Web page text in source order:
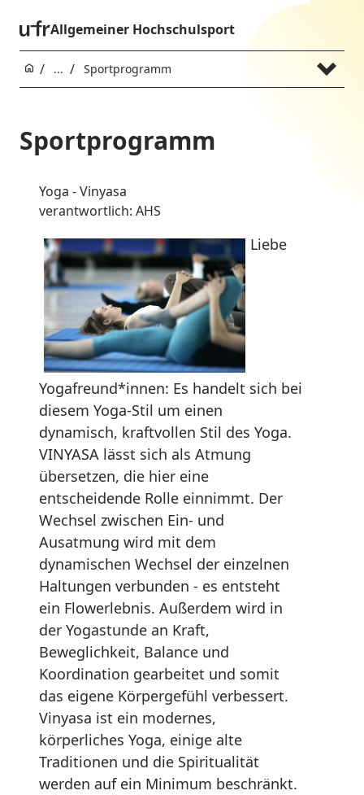
Allgemeiner Hochschulsport
... Sportprogramm
Sportprogramm
Yoga - Vinyasa
verantwortlich: AHS
Liebe
Yogafreund*innen: Es handelt sich bei
diesem Yoga-Stil um einen
dynamisch, kraftvollen Stil des Yoga.
VINYASA lässt sich als Atmung
übersetzen, die hier eine
entscheidende Rolle einnimmt. Der
Wechsel zwischen Ein- und
Ausatmung wird mit dem
dynamischen Wechsel der einzelnen
Haltungen verbunden - es entsteht
ein Flowerlebnis. Außerdem wird in
der Yogastunde an Kraft,
Beweglichkeit, Balance und
Koordination gearbeitet und somit
das eigene Körpergefühl verbessert.
Vinyasa ist ein modernes,
körperliches Yoga, einige alte
Traditionen und die Spiritualität
werden auf ein Minimum beschränkt.